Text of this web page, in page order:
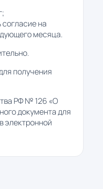
на
месяца.
получения
РФ № 126 «О
документа для
электронной